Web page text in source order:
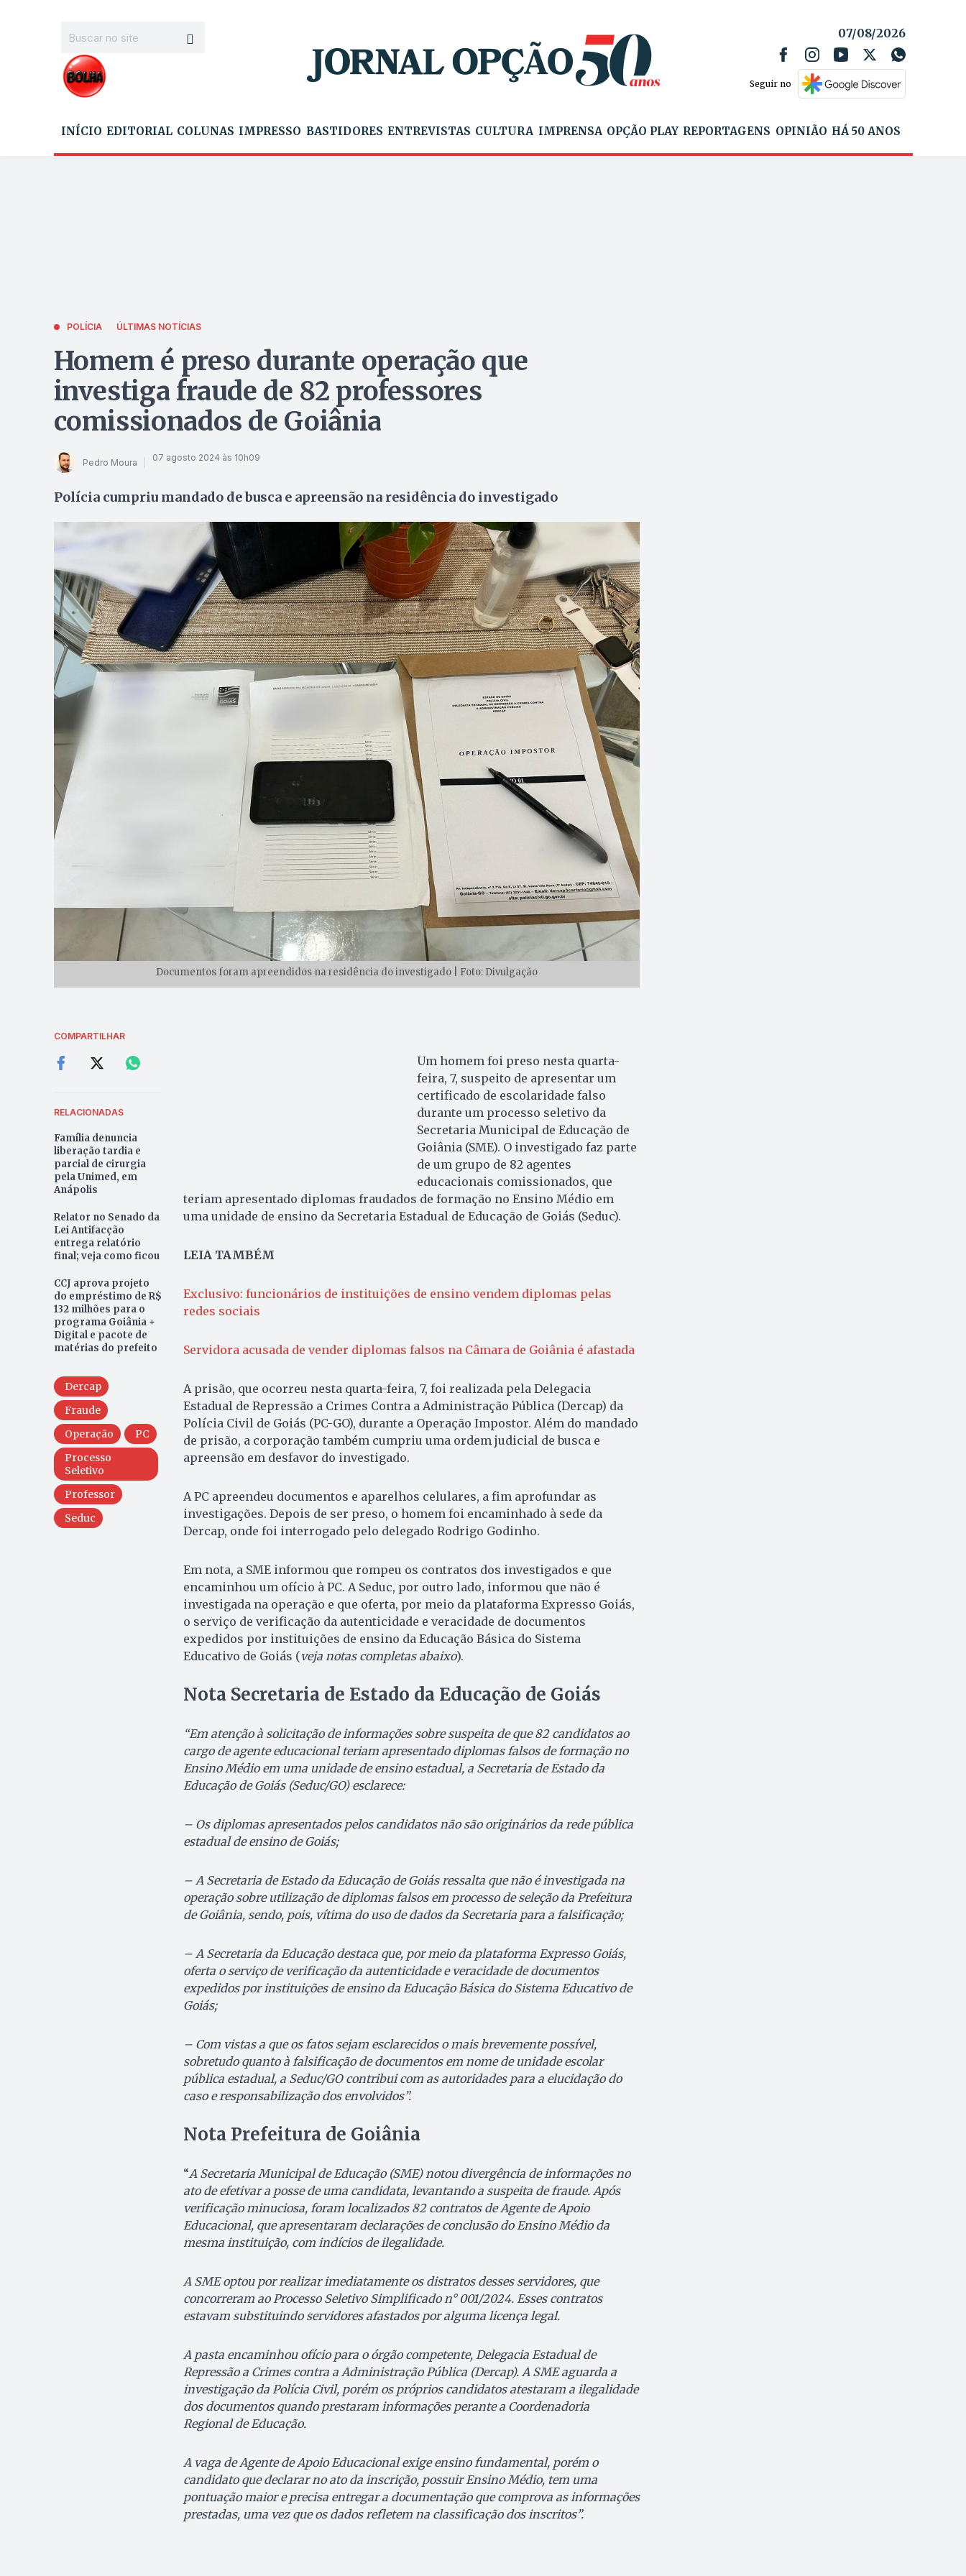
07/08/2026
Seguir no
INÍCIO EDITORIAL COLUNAS IMPRESSO BASTIDORES ENTREVISTAS CULTURA IMPRENSA OPÇÃO PLAY REPORTAGENS OPINIÃO HÁ 50 ANOS
POLÍCIA ÚLTIMAS NOTÍCIAS
Homem é preso durante operação que
investiga fraude de 82 professores
comissionados de Goiânia
Pedro Moura 07 agosto 2024 às 10h09
Polícia cumpriu mandado de busca e apreensão na residência do investigado
Documentos foram apreendidos na residência do investigado | Foto: Divulgação
COMPARTILHAR
RELACIONADAS
Família denuncia
liberação tardia e
parcial de cirurgia
pela Unimed, em
Anápolis
Relator no Senado da
Lei Antifacção
entrega relatório
final; veja como ficou
CCJ aprova projeto
do empréstimo de R$
132 milhões para o
programa Goiânia +
Digital e pacote de
matérias do prefeito
Dercap
Fraude
Operação
PC
Processo
Seletivo
Professor
Seduc
Um homem foi preso nesta quarta-
feira, 7, suspeito de apresentar um
certificado de escolaridade falso
durante um processo seletivo da
Secretaria Municipal de Educação de
Goiânia (SME). O investigado faz parte
de um grupo de 82 agentes
educacionais comissionados, que
teriam apresentado diplomas fraudados de formação no Ensino Médio em
uma unidade de ensino da Secretaria Estadual de Educação de Goiás (Seduc).
LEIA TAMBÉM
Exclusivo: funcionários de instituições de ensino vendem diplomas pelas
redes sociais
Servidora acusada de vender diplomas falsos na Câmara de Goiânia é afastada
A prisão, que ocorreu nesta quarta-feira, 7, foi realizada pela Delegacia
Estadual de Repressão a Crimes Contra a Administração Pública (Dercap) da
Polícia Civil de Goiás (PC-GO), durante a Operação Impostor. Além do mandado
de prisão, a corporação também cumpriu uma ordem judicial de busca e
apreensão em desfavor do investigado.
A PC apreendeu documentos e aparelhos celulares, a fim aprofundar as
investigações. Depois de ser preso, o homem foi encaminhado à sede da
Dercap, onde foi interrogado pelo delegado Rodrigo Godinho.
Em nota, a SME informou que rompeu os contratos dos investigados e que
encaminhou um ofício à PC. A Seduc, por outro lado, informou que não é
investigada na operação e que oferta, por meio da plataforma Expresso Goiás,
o serviço de verificação da autenticidade e veracidade de documentos
expedidos por instituições de ensino da Educação Básica do Sistema
Educativo de Goiás (veja notas completas abaixo).
Nota Secretaria de Estado da Educação de Goiás
“Em atenção à solicitação de informações sobre suspeita de que 82 candidatos ao
cargo de agente educacional teriam apresentado diplomas falsos de formação no
Ensino Médio em uma unidade de ensino estadual, a Secretaria de Estado da
Educação de Goiás (Seduc/GO) esclarece:
– Os diplomas apresentados pelos candidatos não são originários da rede pública
estadual de ensino de Goiás;
– A Secretaria de Estado da Educação de Goiás ressalta que não é investigada na
operação sobre utilização de diplomas falsos em processo de seleção da Prefeitura
de Goiânia, sendo, pois, vítima do uso de dados da Secretaria para a falsificação;
– A Secretaria da Educação destaca que, por meio da plataforma Expresso Goiás,
oferta o serviço de verificação da autenticidade e veracidade de documentos
expedidos por instituições de ensino da Educação Básica do Sistema Educativo de
Goiás;
– Com vistas a que os fatos sejam esclarecidos o mais brevemente possível,
sobretudo quanto à falsificação de documentos em nome de unidade escolar
pública estadual, a Seduc/GO contribui com as autoridades para a elucidação do
caso e responsabilização dos envolvidos”.
Nota Prefeitura de Goiânia
“A Secretaria Municipal de Educação (SME) notou divergência de informações no
ato de efetivar a posse de uma candidata, levantando a suspeita de fraude. Após
verificação minuciosa, foram localizados 82 contratos de Agente de Apoio
Educacional, que apresentaram declarações de conclusão do Ensino Médio da
mesma instituição, com indícios de ilegalidade.
A SME optou por realizar imediatamente os distratos desses servidores, que
concorreram ao Processo Seletivo Simplificado n° 001/2024. Esses contratos
estavam substituindo servidores afastados por alguma licença legal.
A pasta encaminhou ofício para o órgão competente, Delegacia Estadual de
Repressão a Crimes contra a Administração Pública (Dercap). A SME aguarda a
investigação da Polícia Civil, porém os próprios candidatos atestaram a ilegalidade
dos documentos quando prestaram informações perante a Coordenadoria
Regional de Educação.
A vaga de Agente de Apoio Educacional exige ensino fundamental, porém o
candidato que declarar no ato da inscrição, possuir Ensino Médio, tem uma
pontuação maior e precisa entregar a documentação que comprova as informações
prestadas, uma vez que os dados refletem na classificação dos inscritos”.